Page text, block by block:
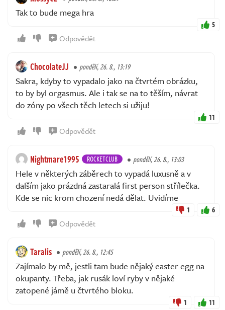
Tak to bude mega hra
5
Odpovědět
ChocolateJJ pondělí, 26. 8., 13:19
Sakra, kdyby to vypadalo jako na čtvrtém obrázku,
to by byl orgasmus. Ale i tak se na to těším, návrat
do zóny po všech těch letech si užiju!
11
Odpovědět
Nightmare1995 ROCKETCLUB pondělí, 26. 8., 13:03
Hele v některých záběrech to vypadá luxusně a v
dalším jako prázdná zastaralá first person střílečka.
Kde se nic krom chození nedá dělat. Uvidíme
1 6
Odpovědět
Taralis pondělí, 26. 8., 12:45
Zajímalo by mě, jestli tam bude nějaký easter egg na
okupanty. Třeba, jak rusák loví ryby v nějaké
zatopené jámě u čtvrtého bloku.
1 11